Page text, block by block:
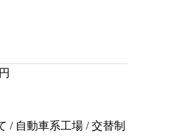
円
/ 自動車系工場 / 交替制